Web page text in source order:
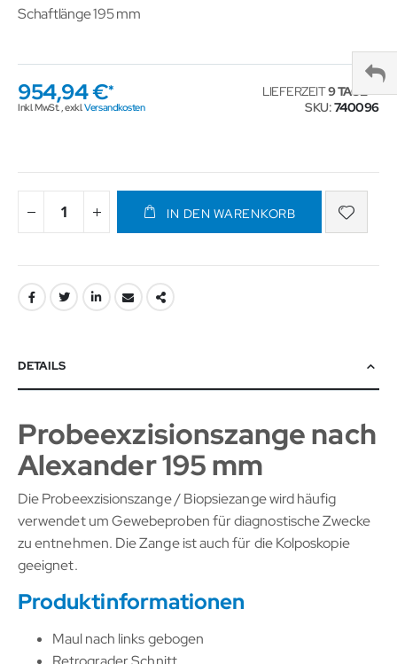
Schaftlänge 195 mm
954,94 €
Inkl. MwSt.,exkl.Versandkosten
LIEFERZEIT9 TAGE
SKU 740096
IN DEN WARENKORB
DETAILS
Probeexzisionszange nach
Alexander 195 mm
Die Probeexzisionszange / Biopsiezange wird häufig
verwendet um Gewebeproben für diagnostische Zwecke
zu entnehmen. Die Zange ist auch für die Kolposkopie
geeignet.
Produktinformationen
Maul nach links gebogen